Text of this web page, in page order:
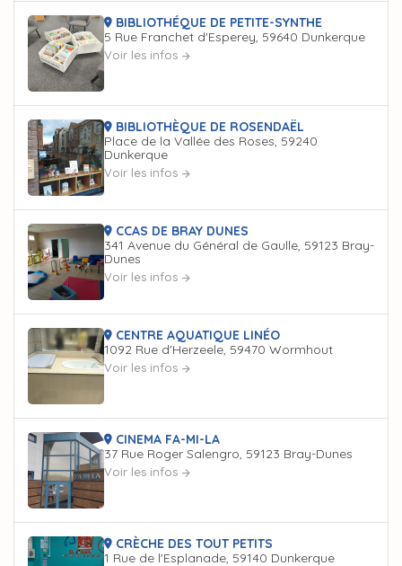
BIBLIOTHÉQUE DE PETITE-SYNTHE
5 Rue Franchet d'Esperey, 59640 Dunkerque
Voir les infos
BIBLIOTHÈQUE DE ROSENDAËL
Place de la Vallée des Roses, 59240
Dunkerque
Voir les infos
CCAS DE BRAY DUNES
341 Avenue du Général de Gaulle, 59123 Bray-
Dunes
Voir les infos
CENTRE AQUATIQUE LINÉO
1092 Rue d'Herzeele, 59470 Wormhout
Voir les infos
CINEMA FA-MI-LA
37 Rue Roger Salengro, 59123 Bray-Dunes
Voir les infos
CRÈCHE DES TOUT PETITS
1 Rue de l'Esplanade, 59140 Dunkerque